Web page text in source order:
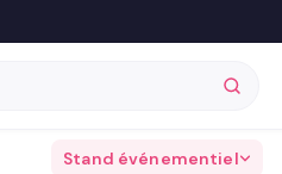
Stand événementiel